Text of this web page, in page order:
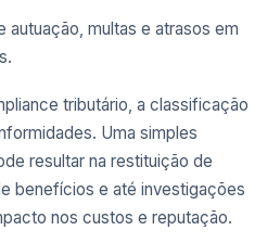
autuação, multas e atrasos em
tributário, a classificação
Uma simples
resultar na restituição de
benefícios e até investigações
nos custos e reputação.